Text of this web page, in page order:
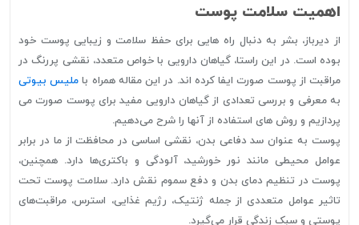
اهمیت سلامت پوست
از دیرباز، بشر به دنبال راه هایی برای حفظ سلامت و زیبایی پوست خود
بوده است. در این راستا، گیاهان دارویی با خواص متعدد، نقشی پررنگ در
مراقبت از پوست صورت ایفا کرده اند. در این مقاله همراه با ملیس بیوتی
به معرفی و بررسی تعدادی از گیاهان دارویی مفید برای پوست صورت می
پردازیم و روش های استفاده از آنها را شرح می‌دهیم.
پوست به عنوان سد دفاعی بدن، نقشی اساسی در محافظت از ما در برابر
عوامل محیطی مانند نور خورشید، آلودگی و باکتری‌ها دارد. همچنین،
پوست در تنظیم دمای بدن و دفع سموم نقش دارد. سلامت پوست تحت
تاثیر عوامل متعددی از جمله ژنتیک، رژیم غذایی، استرس، مراقبت‌های
پوستی و سبک زندگی قرار می‌گیرد.